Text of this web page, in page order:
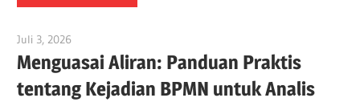
Juli 3, 2026
Menguasai Aliran: Panduan Praktis
tentang Kejadian BPMN untuk Analis